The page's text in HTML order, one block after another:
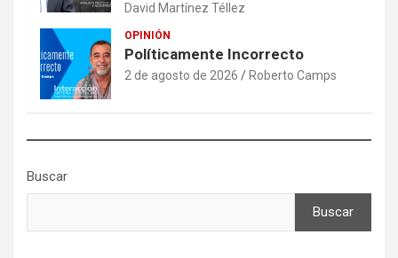
David Martínez Téllez
OPINIÓN
Políticamente Incorrecto
2 de agosto de 2026 Roberto Camps
Buscar
Buscar